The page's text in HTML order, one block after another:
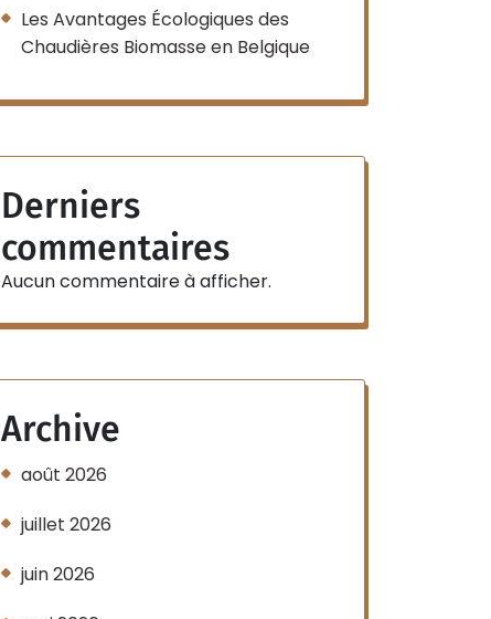
Les Avantages Écologiques des
Chaudières Biomasse en Belgique
Derniers
commentaires
Aucun commentaire à afficher.
Archive
août 2026
juillet 2026
juin 2026